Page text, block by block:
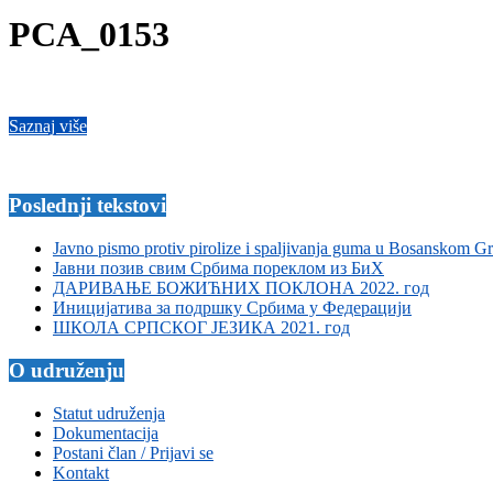
PCA_0153
Saznaj više
13
Poslednji tekstovi
Javno pismo protiv pirolize i spaljivanja guma u Bosanskom
Јавни позив свим Србима пореклом из БиХ
ДАРИВАЊЕ БОЖИЋНИХ ПОКЛОНА 2022. год
Иницијатива за подршку Србима у Федерацији
ШКОЛА СРПСКОГ ЈЕЗИКА 2021. год
O udruženju
Statut udruženja
Dokumentacija
Postani član / Prijavi se
Kontakt